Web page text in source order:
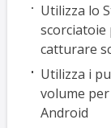
Utilizza lo
scorciatoie
catturare
Utilizza i
volume
Android